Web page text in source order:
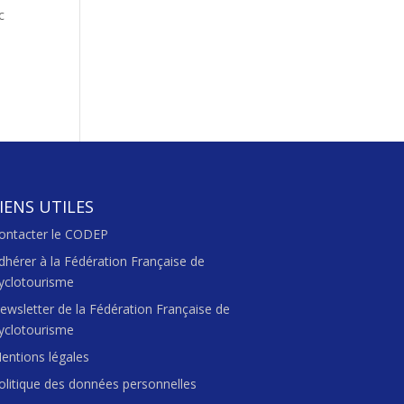
UTILES
le CODEP
à la Fédération Française de
de la Fédération Française de
légales
des données personnelles